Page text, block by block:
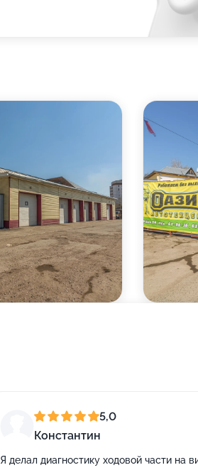
5,0
Константин
Я делал диагностику ходовой части на